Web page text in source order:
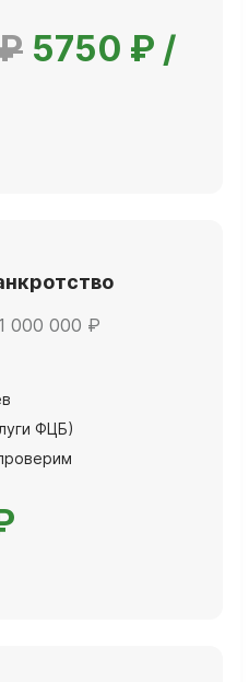
5750 ₽ /
000 000 ₽
ФЦБ)